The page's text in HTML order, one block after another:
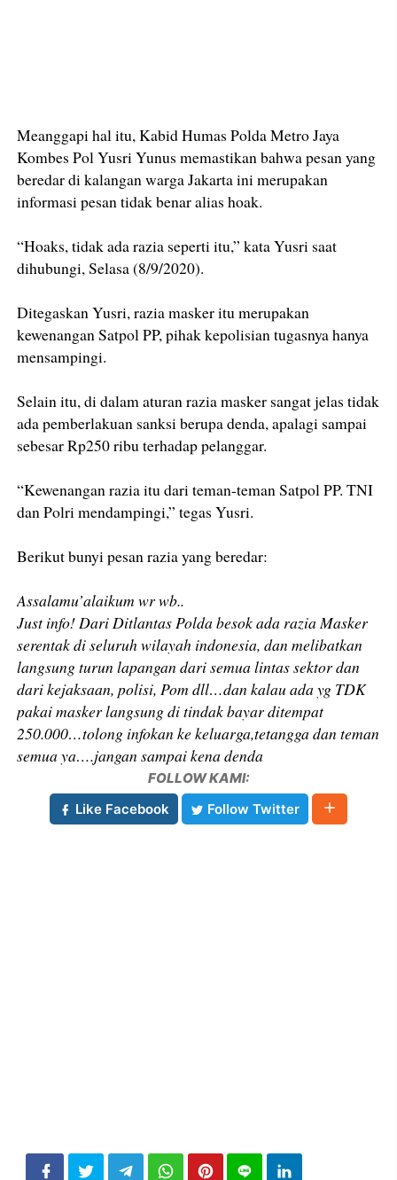
Meanggapi hal itu, Kabid Humas Polda Metro Jaya
Kombes Pol Yusri Yunus memastikan bahwa pesan yang
beredar di kalangan warga Jakarta ini merupakan
informasi pesan tidak benar alias hoak.
“Hoaks, tidak ada razia seperti itu,” kata Yusri saat
dihubungi, Selasa (8/9/2020).
Ditegaskan Yusri, razia masker itu merupakan
kewenangan Satpol PP, pihak kepolisian tugasnya hanya
mensampingi.
Selain itu, di dalam aturan razia masker sangat jelas tidak
ada pemberlakuan sanksi berupa denda, apalagi sampai
sebesar Rp250 ribu terhadap pelanggar.
“Kewenangan razia itu dari teman-teman Satpol PP. TNI
dan Polri mendampingi,” tegas Yusri.
Berikut bunyi pesan razia yang beredar:
Assalamu’alaikum wr wb..
Just info! Dari Ditlantas Polda besok ada razia Masker
serentak di seluruh wilayah indonesia, dan melibatkan
langsung turun lapangan dari semua lintas sektor dan
dari kejaksaan, polisi, Pom dll…dan kalau ada yg TDK
pakai masker langsung di tindak bayar ditempat
250.000…tolong infokan ke keluarga,tetangga dan teman
semua ya….jangan sampai kena denda
FOLLOW KAMI:
Like Facebook
Follow Twitter